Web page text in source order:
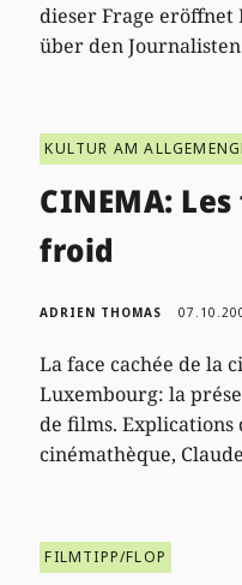
dieser Frage eröffnet
über den
KULTUR AM
CINEMA:
froid
ADRIEN THOMAS
La face cachée de la
Luxembourg: la
de films.
cinémathèque,
FILMTIPP/FLOP